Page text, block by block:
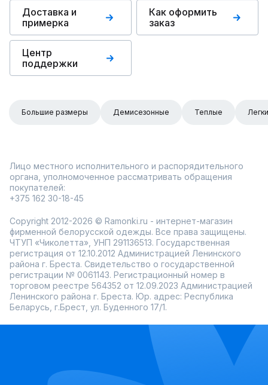
Доставка и
примерка
Как оформить
заказ
Центр
поддержки
Большие размеры Демисезонные Теплые
Лицо местного исполнительного и распорядительного
органа, уполномоченное рассматривать обращения
покупателей:
+375 162 30-18-45
Copyright 2012-2026 © Ramonki.ru - интернет-магазин
фирменной белорусской одежды. Все права защищены.
ЧТУП «Чиколетта», УНП 291136513. Государственная
регистрация от 12.10.2012 Администрацией Ленинского
района г. Бреста. Свидетельство о государственной
регистрации № 0061143. Регистрационный номер в
торговом реестре 564352 от 12.09.2023 Администрацией
Ленинского района г. Бреста. Юр. адрес: Республика
Беларусь, г.Брест, ул. Буденного 17/1.